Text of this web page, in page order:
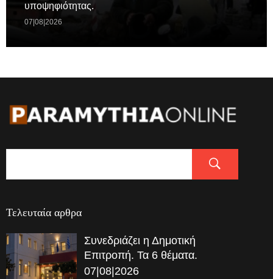
υποψηφιότητας.
07|08|2026
Τελευταία αρθρα
Συνεδριάζει η Δημοτική
Επιτροπή. Τα 6 θέματα.
07|08|2026